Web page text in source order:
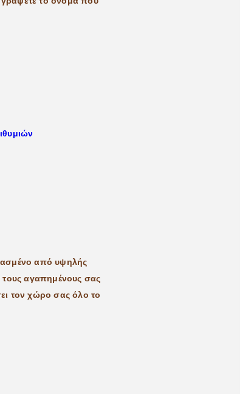
από υψηλής
αγαπημένους σας
τον χώρο σας όλο το